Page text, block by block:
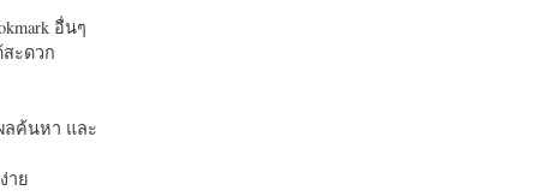
อื่นๆ
สะดวก
ลค้นหา และ
าย